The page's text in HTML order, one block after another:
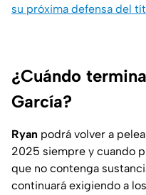
su próxima defensa del
¿Cuándo
García?
Ryan podrá volver a
2025 siempre y cuando
que no contenga
continuará exigiendo a